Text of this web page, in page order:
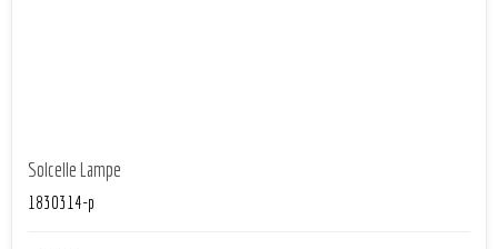
Solcelle Lampe
1830314-p